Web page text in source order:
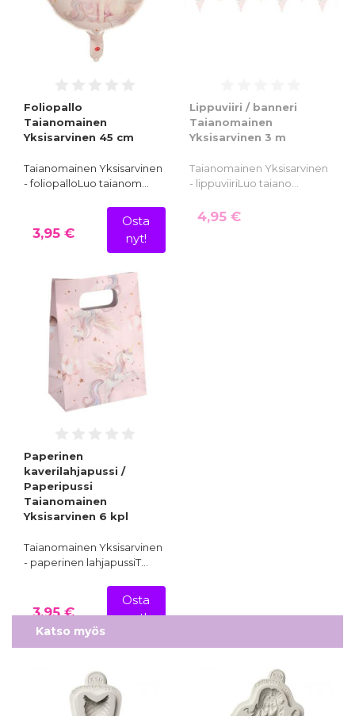
Foliopallo
Taianomainen
Yksisarvinen 45 cm
Taianomainen Yksisarvinen
- foliopalloLuo taianom…
3,95 €
Osta
nyt!
Lippuviiri / banneri
Taianomainen
Yksisarvinen 3 m
Taianomainen Yksisarvinen
- lippuviiriLuo taiano…
4,95 €
Paperinen
kaverilahjapussi /
Paperipussi
Taianomainen
Yksisarvinen 6 kpl
Taianomainen Yksisarvinen
- paperinen lahjapussiT…
3,95 €
Osta
nyt!
Katso myös